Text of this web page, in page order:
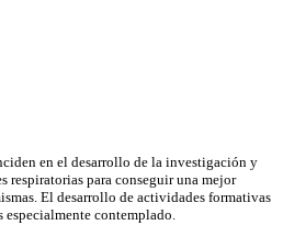
en el desarrollo de la investigación y
respiratorias para conseguir una mejor
El desarrollo de actividades formativas
contemplado.